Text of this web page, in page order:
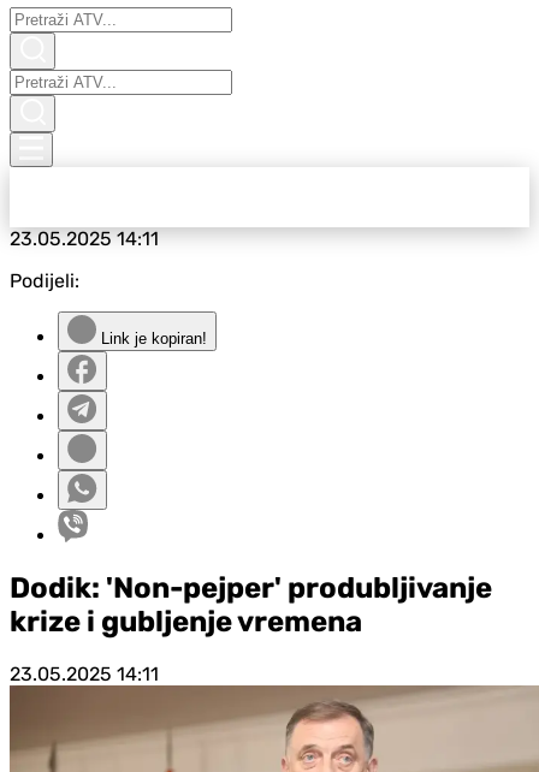
23.05.202514:11
Podijeli:
Link je kopiran!
Dodik: 'Non-pejper' produbljivanje
krize i gubljenje vremena
23.05.2025 14:11